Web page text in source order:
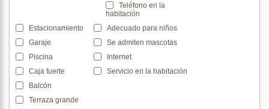
Teléfono en la
habitación
Estacionamiento
Garaje
Piscina
Caja fuerte
Adecuado para niños
Se admiten mascotas
Internet
Servicio en la habitación
Balcón
Terraza grande